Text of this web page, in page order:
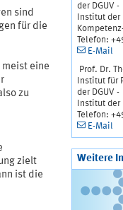
sind
für die
eine
zu
zielt
ist die
der DGUV -
Institut der
Telefon:
E-Mail
Prof. Dr.
Institut für
der DGUV -
Institut der
Telefon:
E-Mail
Weitere